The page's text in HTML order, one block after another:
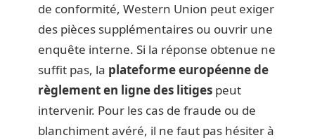
de conformité, Western Union peut exiger
des pièces supplémentaires ou ouvrir une
enquête interne. Si la réponse obtenue ne
suffit pas, la plateforme européenne de
règlement en ligne des litiges peut
intervenir. Pour les cas de fraude ou de
blanchiment avéré, il ne faut pas hésiter à